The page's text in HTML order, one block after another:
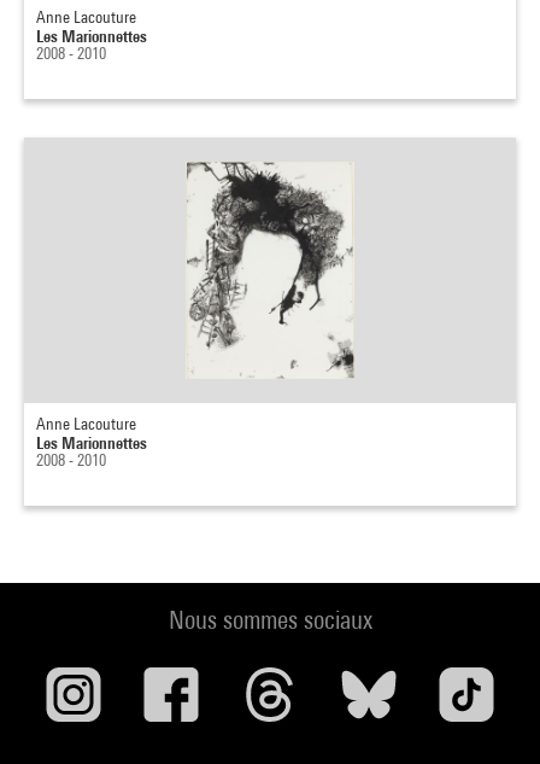
Anne Lacouture
Les Marionnettes
2008 - 2010
Anne Lacouture
Les Marionnettes
2008 - 2010
Nous sommes sociaux